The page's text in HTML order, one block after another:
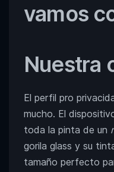
vamos
Nuestra
El perfil pro
mucho. El
toda la pinta de un
gorila glass y su
tamaño perfecto